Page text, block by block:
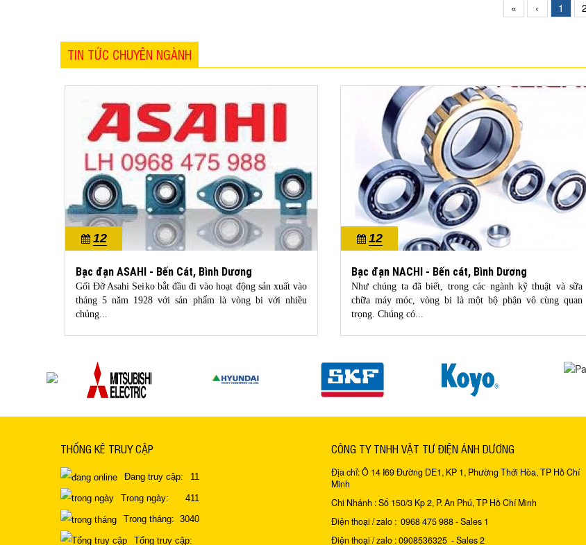
« ‹ 1 2
TIN TỨC CHUYÊN NGÀNH
12
10/2022
Bạc đạn ASAHI - Bến Cát, Bình Dương
Gối Đỡ Asahi Seiko bằt đầu đi vào hoạt động sản xuất vào
tháng 5 năm 1928 với sản phẩm là vòng bi với nhiều
chủng...
12
10/2022
Bạc đạn NACHI - Bến cát, Bình Dương
Như chúng ta đã biết, trong các ngành kỹ thuật và sữa
chữa máy móc, vòng bi là một bộ phận vô cùng quan
trọng. Chúng có...
THỐNG KÊ TRUY CẬP
Đang truy cập: 11
Trong ngày: 411
Trong tháng: 3040
Tổng truy cập:
CÔNG TY TNHH VẬT TƯ ĐIỆN ÁNH DƯƠNG
Địa chỉ: Ô 14 I69 Đường DE1, KP 1, Phường Thới Hòa, TP Hồ Chí
Minh
Chi Nhánh : Số 150/3 Kp 2, P. An Phú, TP Hồ Chí Minh
Điện thoại / zalo : 0968 475 988 - Sales 1
Điện thoại / zalo : 0908536325 - Sales 2